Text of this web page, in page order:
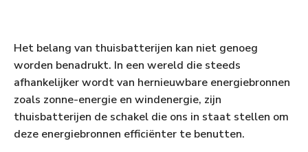
Het belang van thuisbatterijen kan niet genoeg
worden benadrukt. In een wereld die steeds
afhankelijker wordt van hernieuwbare energiebronnen
zoals zonne-energie en windenergie, zijn
thuisbatterijen de schakel die ons in staat stellen om
deze energiebronnen efficiënter te benutten.